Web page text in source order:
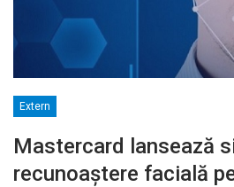
Extern
Mastercard lansează
recunoaștere facială